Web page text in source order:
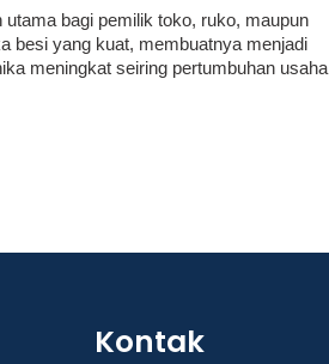
bagi pemilik toko, ruko, maupun
besi yang kuat, membuatnya menjadi
meningkat seiring pertumbuhan usaha
Kontak